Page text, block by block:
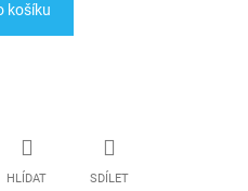
košíku
HLÍDAT SDÍLET